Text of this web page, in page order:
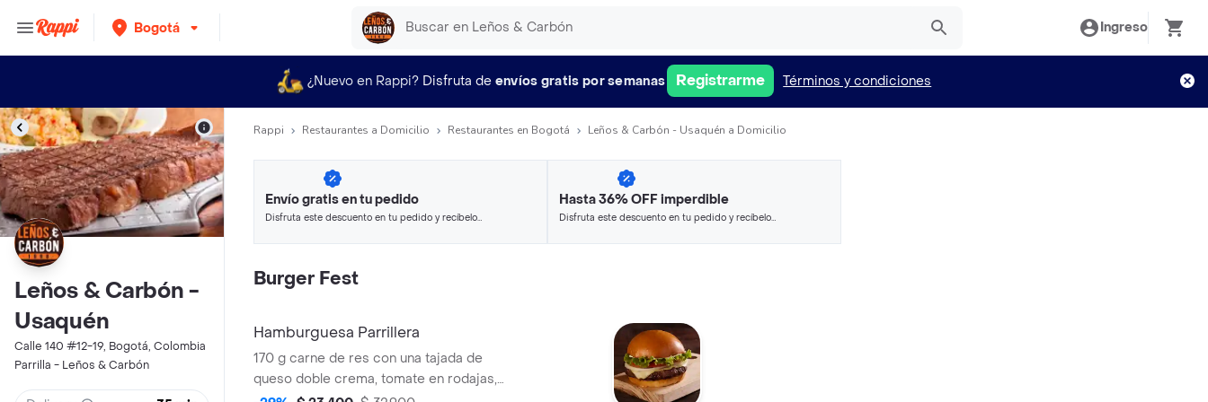
Bogotá Ingreso
¿Nuevo en Rappi? Disfruta de envíos gratis por semanas Registrarme Términos y condiciones
Leños & Carbón -
Usaquén
Calle 140 #12-19, Bogotá, Colombia
Parrilla - Leños & Carbón
Rappi Restaurantes a Domicilio Restaurantes en Bogotá Leños & Carbón - Usaquén a Domicilio
Envío gratis en tu pedido
Disfruta este descuento en tu pedido y recíbelo
Hasta 36% OFF imperdible
Disfruta este descuento en tu pedido y recíbelo
Burger Fest
Hamburguesa Parrillera
170 g carne de res con una tajada de
queso doble crema, tomate en rodajas,